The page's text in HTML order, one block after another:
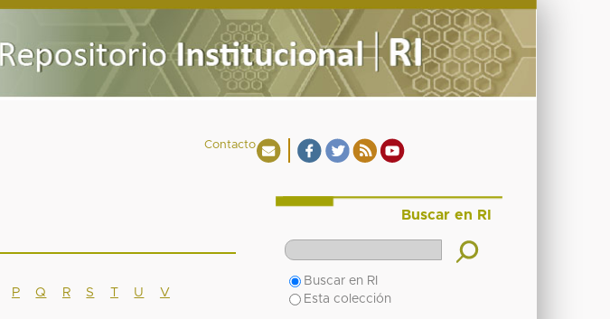
Contacto
P Q R S T U
V
Buscar en RI
Buscar en RI
Esta colección